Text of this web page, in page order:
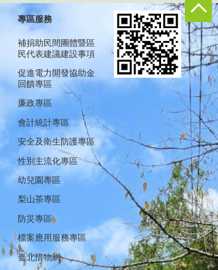
專區服務
補捐助民間團體暨區
民代表建議建設事項
促進電力開發協助金
回饋專區
廉政專區
會計統計專區
安全及衛生防護專區
性別主流化專區
幼兒園專區
梨山茶專區
防災專區
檔案應用服務專區
臺北惜物網